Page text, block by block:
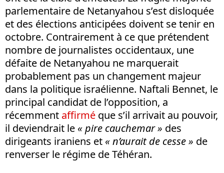
parlementaire de Netanyahou s’est disloquée
et des élections anticipées doivent se tenir en
octobre. Contrairement à ce que prétendent
nombre de journalistes occidentaux, une
défaite de Netanyahou ne marquerait
probablement pas un changement majeur
dans la politique israélienne. Naftali Bennet, le
principal candidat de l’opposition, a
récemment affirmé que s’il arrivait au pouvoir,
il deviendrait le « pire cauchemar » des
dirigeants iraniens et « n’aurait de cesse » de
renverser le régime de Téhéran.